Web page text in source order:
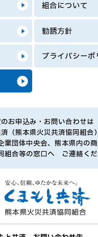
組合について
勧誘方針
プライバシーポ
お申込み・お問い合わせは
（熊本県火災共済協同組合）
団体中央会、熊本県内の商
組合等の窓口へ ご連絡くだ